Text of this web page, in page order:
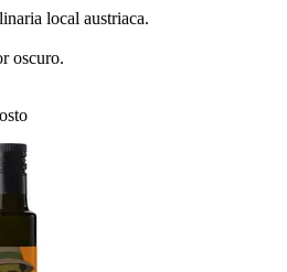
local austriaca.
oscuro.